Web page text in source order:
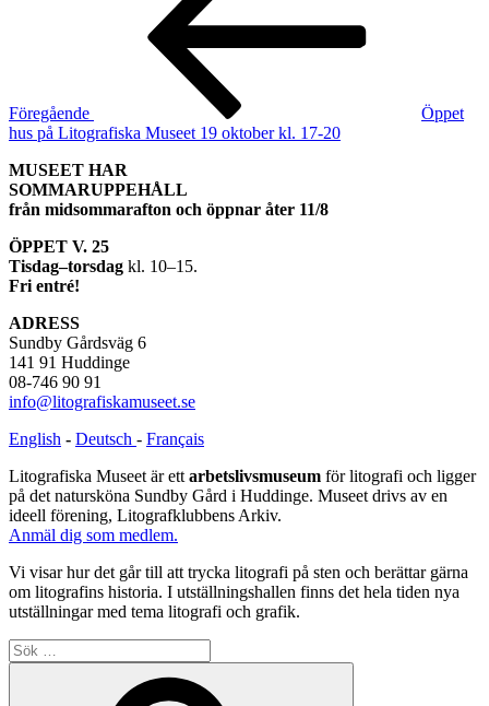
Föregående
Öppet
hus på Litografiska Museet 19 oktober kl. 17-20
MUSEET HAR
SOMMARUPPEHÅLL
från midsommarafton och öppnar åter 11/8
ÖPPET V. 25
Tisdag–torsdag kl. 10–15.
Fri entré!
ADRESS
Sundby Gårdsväg 6
141 91 Huddinge
08-746 90 91
info@litografiskamuseet.se
English - Deutsch - Français
Litografiska Museet är ett arbetslivsmuseum för litografi och ligger
på det natursköna Sundby Gård i Huddinge. Museet drivs av en
ideell förening, Litografklubbens Arkiv.
Anmäl dig som medlem.
Vi visar hur det går till att trycka litografi på sten och berättar gärna
om litografins historia. I utställningshallen finns det hela tiden nya
utställningar med tema litografi och grafik.
Sök
efter: